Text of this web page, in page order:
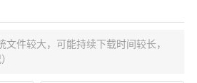
文件较大，可能持续下载时间较长，